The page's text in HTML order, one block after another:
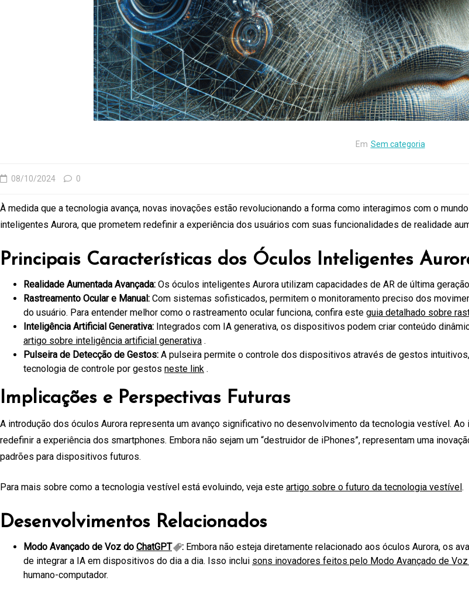
Em Sem categoria
08/10/2024 0
À medida que a tecnologia avança, novas inovações estão revolucionando a forma como interagimos com o
inteligentes Aurora, que prometem redefinir a experiência dos usuários com suas funcionalidades de realidade
Principais Características dos Óculos Inteligentes
Realidade Aumentada Avançada: Os óculos inteligentes Aurora utilizam capacidades de AR de última
Rastreamento Ocular e Manual: Com sistemas sofisticados, permitem o monitoramento preciso dos
do usuário. Para entender melhor como o rastreamento ocular funciona, confira este guia detalhado sobre
Inteligência Artificial Generativa: Integrados com IA generativa, os dispositivos podem criar conteúdo
artigo sobre inteligência artificial generativa .
Pulseira de Detecção de Gestos: A pulseira permite o controle dos dispositivos através de gestos
tecnologia de controle por gestos neste link .
Implicações e Perspectivas Futuras
A introdução dos óculos Aurora representa um avanço significativo no desenvolvimento da tecnologia vestível.
redefinir a experiência dos smartphones. Embora não sejam um “destruidor de iPhones”, representam uma
padrões para dispositivos futuros.
Para mais sobre como a tecnologia vestível está evoluindo, veja este artigo sobre o futuro da tecnologia vestível .
Desenvolvimentos Relacionados
Modo Avançado de Voz do ChatGPT : Embora não esteja diretamente relacionado aos óculos Aurora, os
de integrar a IA em dispositivos do dia a dia. Isso inclui sons inovadores feitos pelo Modo Avançado de Voz
humano-computador.